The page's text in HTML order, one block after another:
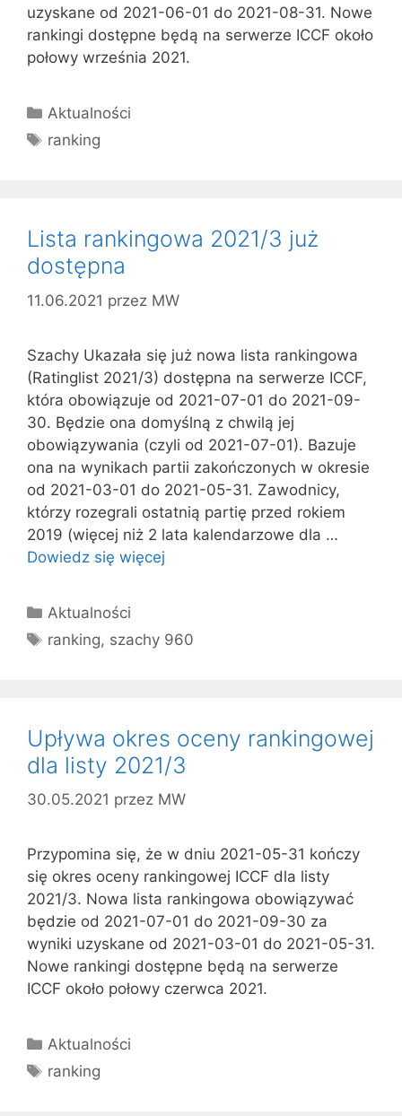
uzyskane od 2021-06-01 do 2021-08-31. Nowe
rankingi dostępne będą na serwerze ICCF około
połowy września 2021.
Kategorie
Aktualności
Tagi
ranking
Lista rankingowa 2021/3 już
dostępna
11.06.2021 przez MW
Szachy Ukazała się już nowa lista rankingowa
(Ratinglist 2021/3) dostępna na serwerze ICCF,
która obowiązuje od 2021-07-01 do 2021-09-
30. Będzie ona domyślną z chwilą jej
obowiązywania (czyli od 2021-07-01). Bazuje
ona na wynikach partii zakończonych w okresie
od 2021-03-01 do 2021-05-31. Zawodnicy,
którzy rozegrali ostatnią partię przed rokiem
2019 (więcej niż 2 lata kalendarzowe dla …
Dowiedz się więcej
Kategorie
Aktualności
Tagi
ranking, szachy 960
Upływa okres oceny rankingowej
dla listy 2021/3
30.05.2021 przez MW
Przypomina się, że w dniu 2021-05-31 kończy
się okres oceny rankingowej ICCF dla listy
2021/3. Nowa lista rankingowa obowiązywać
będzie od 2021-07-01 do 2021-09-30 za
wyniki uzyskane od 2021-03-01 do 2021-05-31.
Nowe rankingi dostępne będą na serwerze
ICCF około połowy czerwca 2021.
Kategorie
Aktualności
Tagi
ranking